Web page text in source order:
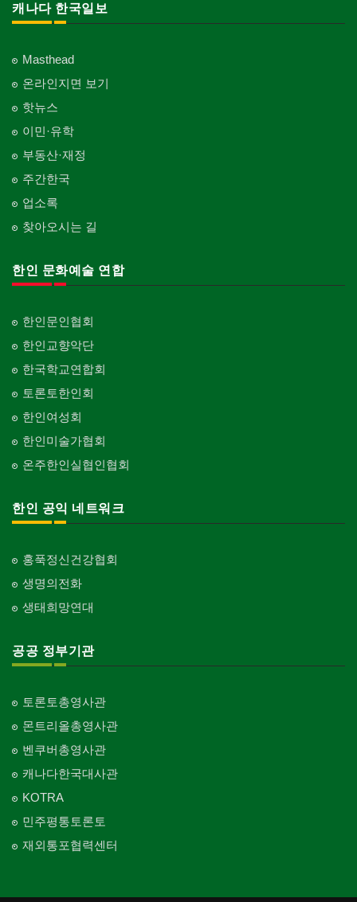
캐나다 한국일보
Masthead
온라인지면 보기
핫뉴스
이민·유학
부동산·재정
주간한국
업소록
찾아오시는 길
한인 문화예술 연합
한인문인협회
한인교향악단
한국학교연합회
토론토한인회
한인여성회
한인미술가협회
온주한인실협인협회
한인 공익 네트워크
홍푹정신건강협회
생명의전화
생태희망연대
공공 정부기관
토론토총영사관
몬트리올총영사관
벤쿠버총영사관
캐나다한국대사관
KOTRA
민주평통토론토
재외통포협력센터